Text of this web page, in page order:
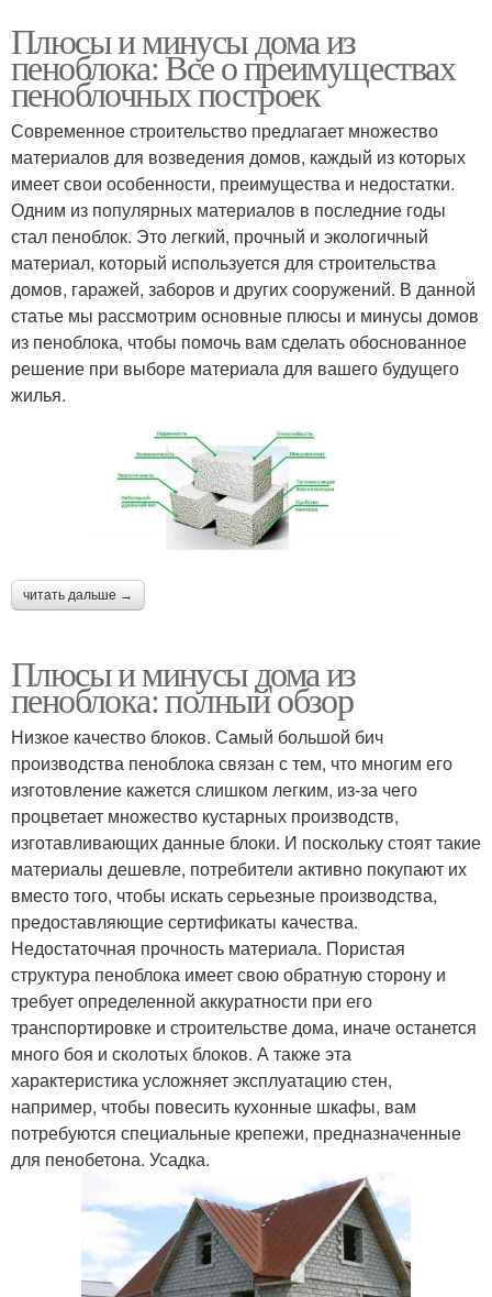
Плюсы и минусы дома из
пеноблока: Все о преимуществах
пеноблочных построек
Современное строительство предлагает множество
материалов для возведения домов, каждый из которых
имеет свои особенности, преимущества и недостатки.
Одним из популярных материалов в последние годы
стал пеноблок. Это легкий, прочный и экологичный
материал, который используется для строительства
домов, гаражей, заборов и других сооружений. В данной
статье мы рассмотрим основные плюсы и минусы домов
из пеноблока, чтобы помочь вам сделать обоснованное
решение при выборе материала для вашего будущего
жилья.
читать дальше →
Плюсы и минусы дома из
пеноблока: полный обзор
Низкое качество блоков. Самый большой бич
производства пеноблока связан с тем, что многим его
изготовление кажется слишком легким, из-за чего
процветает множество кустарных производств,
изготавливающих данные блоки. И поскольку стоят такие
материалы дешевле, потребители активно покупают их
вместо того, чтобы искать серьезные производства,
предоставляющие сертификаты качества.
Недостаточная прочность материала. Пористая
структура пеноблока имеет свою обратную сторону и
требует определенной аккуратности при его
транспортировке и строительстве дома, иначе останется
много боя и сколотых блоков. А также эта
характеристика усложняет эксплуатацию стен,
например, чтобы повесить кухонные шкафы, вам
потребуются специальные крепежи, предназначенные
для пенобетона. Усадка.